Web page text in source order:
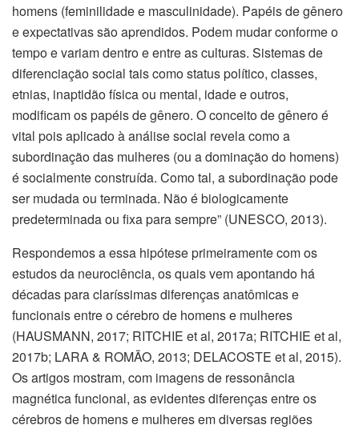
homens (feminilidade e masculinidade). Papéis de gênero
e expectativas são aprendidos. Podem mudar conforme o
tempo e variam dentro e entre as culturas. Sistemas de
diferenciação social tais como status político, classes,
etnias, inaptidão física ou mental, idade e outros,
modificam os papéis de gênero. O conceito de gênero é
vital pois aplicado à análise social revela como a
subordinação das mulheres (ou a dominação do homens)
é socialmente construída. Como tal, a subordinação pode
ser mudada ou terminada. Não é biologicamente
predeterminada ou fixa para sempre” (UNESCO, 2013).
Respondemos a essa hipótese primeiramente com os
estudos da neurociência, os quais vem apontando há
décadas para claríssimas diferenças anatômicas e
funcionais entre o cérebro de homens e mulheres
(HAUSMANN, 2017; RITCHIE et al, 2017a; RITCHIE et al,
2017b; LARA & ROMÃO, 2013; DELACOSTE et al, 2015).
Os artigos mostram, com imagens de ressonância
magnética funcional, as evidentes diferenças entre os
cérebros de homens e mulheres em diversas regiões